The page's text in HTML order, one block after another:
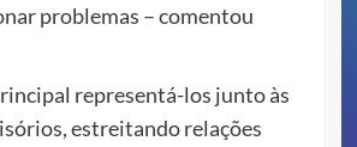
problemas – comentou
representá-los junto às
estreitando relações